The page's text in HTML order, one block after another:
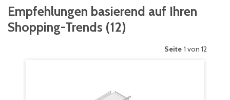
Empfehlungen basierend auf Ihren
Shopping-Trends (12)
Seite 1 von 12